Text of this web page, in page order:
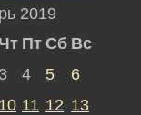
2019
Чт Пт Сб Вс
3 4 5
6
10 11 12 13